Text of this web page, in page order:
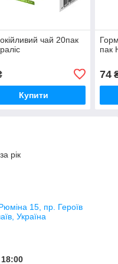
чай 20пак
Купити
пак
74
рік
15, пр. Героїв
Україна